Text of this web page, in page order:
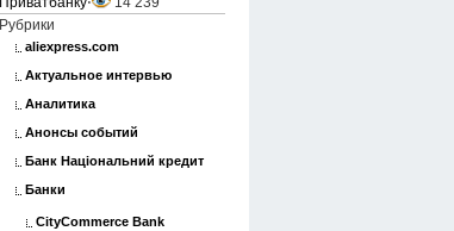
Рубрики
aliexpress.com
Актуальное интервью
Аналитика
Анонсы событий
Банк Національний кредит
Банки
CityCommerce Bank